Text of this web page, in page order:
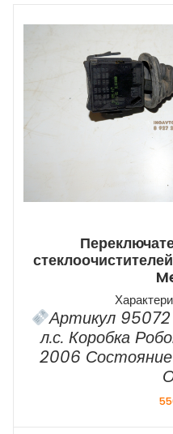
Артикул 95072
л.с. Коробка
2006